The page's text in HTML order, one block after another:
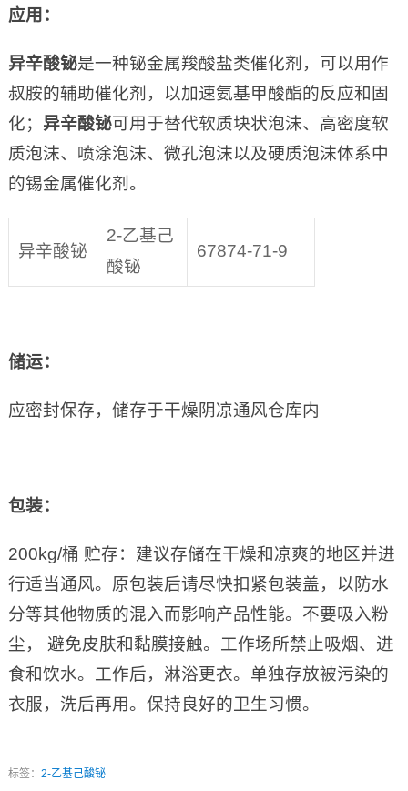
应用 ：
异辛酸铋是一种铋金属羧酸盐类催化剂，可以用作
叔胺的辅助催化剂，以加速氨基甲酸酯的反应和固
化； 异辛酸铋可用于替代软质块状泡沫、高密度软
质泡沫、喷涂泡沫、微孔泡沫以及硬质泡沫体系中
的锡金属催化剂。
异辛酸铋
2-乙基己
酸铋
67874-71-9
储运：
应密封保存，储存于干燥阴凉通风仓库内
包装：
200kg/桶 贮存：建议存储在干燥和凉爽的地区并进
行适当通风。原包装后请尽快扣紧包装盖，以防水
分等其他物质的混入而影响产品性能。不要吸入粉
尘， 避免皮肤和黏膜接触。工作场所禁止吸烟、进
食和饮水。工作后，淋浴更衣。单独存放被污染的
衣服，洗后再用。保持良好的卫生习惯。
标签： 2-乙基己酸铋